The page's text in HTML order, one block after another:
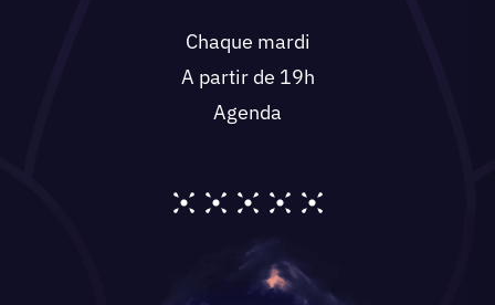
Chaque mardi
A partir de 19h
Agenda